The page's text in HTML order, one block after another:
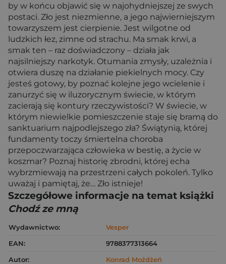
by w końcu objawić się w najohydniejszej ze swych
postaci. Zło jest niezmienne, a jego najwierniejszym
towarzyszem jest cierpienie. Jest wilgotne od
ludzkich łez, zimne od strachu. Ma smak krwi, a
smak ten – raz doświadczony – działa jak
najsilniejszy narkotyk. Otumania zmysły, uzależnia i
otwiera duszę na działanie piekielnych mocy. Czy
jesteś gotowy, by poznać kolejne jego wcielenie i
zanurzyć się w iluzorycznym świecie, w którym
zacierają się kontury rzeczywistości? W świecie, w
którym niewielkie pomieszczenie staje się bramą do
sanktuarium najpodlejszego zła? Świątynią, której
fundamenty toczy śmiertelna choroba
przepoczwarzająca człowieka w bestię, a życie w
koszmar? Poznaj historię zbrodni, której echa
wybrzmiewają na przestrzeni całych pokoleń. Tylko
uważaj i pamiętaj, że… Zło istnieje!
Szczegółowe informacje na temat książki
Chodź ze mną
Wydawnictwo:
Vesper
EAN:
9788377313664
Autor:
Konrad Możdżeń